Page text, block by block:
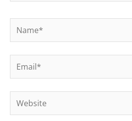
Name*
Email*
Website